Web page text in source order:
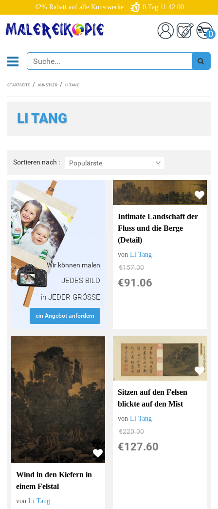
42% Rabatt auf alle Kunstwerke 0 Tag 11:41:59
0
STARTSEITE KÜNSTLER LI TANG
LI TANG
Sortieren nach : Populärste
Sortieren
nach
Wir können malen
JEDES BILD
in JEDER GRÖSSE
ein Angebot anfordern
Intimate Landschaft der
Fluss und die Berge
(Detail)
vonLi Tang
€157.00
€91.06
Wind in den Kiefern in
einem Felstal
vonLi Tang
Sitzen auf den Felsen
blickte auf den Mist
vonLi Tang
€220.00
€127.60